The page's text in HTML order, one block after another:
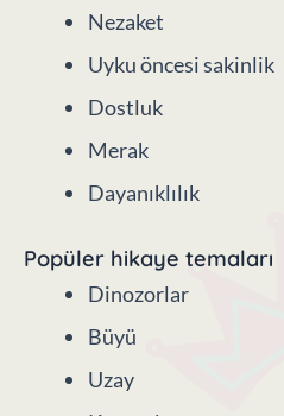
okuma deneyimi.
Popüler duygusal temalar
Kendinden emin
Nezaket
Uyku öncesi sakinlik
Dostluk
Merak
Dayanıklılık
Popüler hikaye temaları